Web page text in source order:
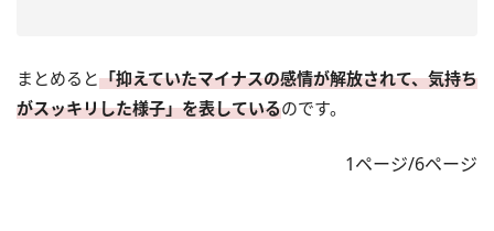
まとめると「抑えていたマイナスの感情が解放されて、気持ち
がスッキリした様子」を表しているのです。
1ページ/6ページ